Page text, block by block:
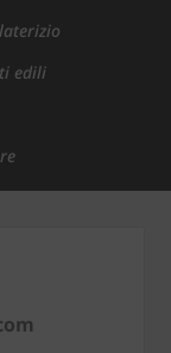
edili